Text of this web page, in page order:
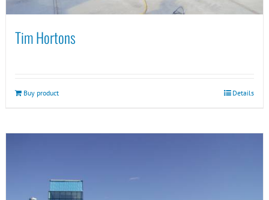
Tim Hortons
Buy product Details